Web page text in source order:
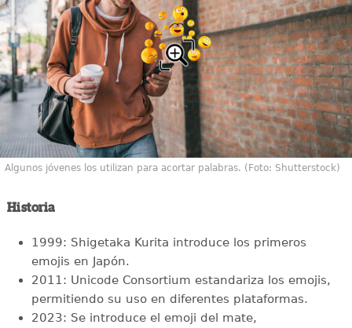
Algunos jóvenes los utilizan para acortar palabras. (Foto: Shutterstock)
Historia
1999: Shigetaka Kurita introduce los primeros
emojis en Japón.
2011: Unicode Consortium estandariza los emojis,
permitiendo su uso en diferentes plataformas.
2023: Se introduce el emoji del mate,